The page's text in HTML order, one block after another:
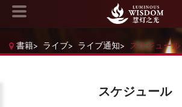
書籍> ライブ> ライブ通知> スケジュール
スケジュール